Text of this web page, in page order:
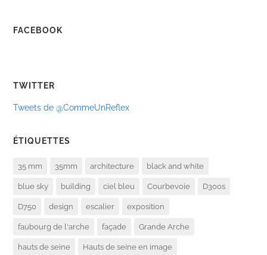
FACEBOOK
TWITTER
Tweets de @CommeUnReflex
ÉTIQUETTES
35 mm 35mm architecture black and white
blue sky building ciel bleu Courbevoie D300s
D750 design escalier exposition
faubourg de l'arche façade Grande Arche
hauts de seine Hauts de seine en image